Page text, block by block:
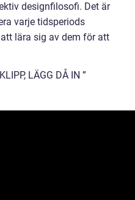
designfilosofi. Det är
varje tidsperiods
lära sig av dem för att
LÄGG DÅ IN ”